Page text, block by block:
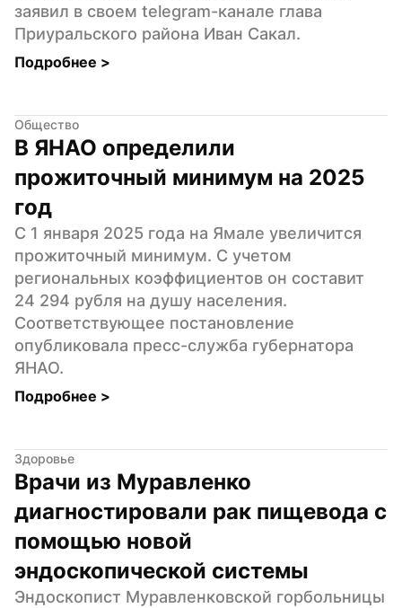
заявил в своем telegram-канале глава
Приуральского района Иван Сакал.
Подробнее >
Общество
В ЯНАО определили
прожиточный минимум на 2025
год
С 1 января 2025 года на Ямале увеличится
прожиточный минимум. С учетом
региональных коэффициентов он составит
24 294 рубля на душу населения.
Соответствующее постановление
опубликовала пресс-служба губернатора
ЯНАО.
Подробнее >
Здоровье
Врачи из Муравленко
диагностировали рак пищевода с
помощью новой
эндоскопической системы
Эндоскопист Муравленковской горбольницы